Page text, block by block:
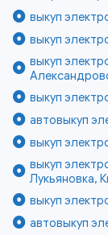
выкуп
выкуп
выкуп
выкуп
автовыкуп
выкуп
выкуп
Лукьяновка,
выкуп
автовыкуп